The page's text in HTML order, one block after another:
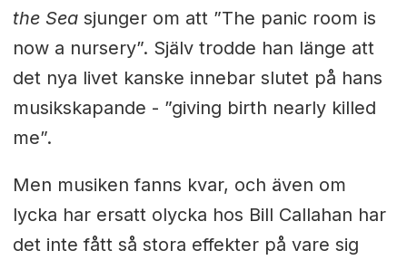
the Seasjunger om att ”The panic room is
now a nursery”. Själv trodde han länge att
det nya livet kanske innebar slutet på hans
musikskapande - ”giving birth nearly killed
me”.
Men musiken fanns kvar, och även om
lycka har ersatt olycka hos Bill Callahan har
det inte fått så stora effekter på vare sig